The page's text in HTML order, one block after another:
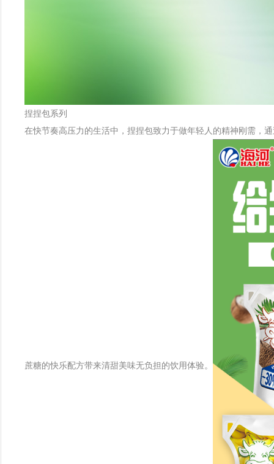
捏捏包系列
在快节奏高压力的生活中，捏捏包致力于做年轻人的精神刚需，
蔗糖的快乐配方带来清甜美味无负担的饮用体验。